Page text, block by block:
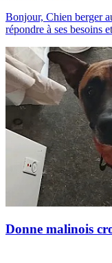
Bonjour, Chien berger
répondre à ses besoins
Donne malinois